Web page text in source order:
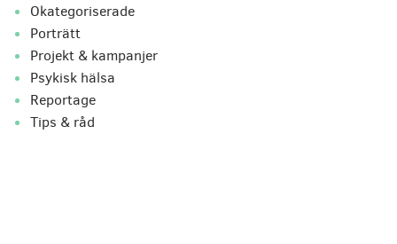
Okategoriserade
Porträtt
Projekt & kampanjer
Psykisk hälsa
Reportage
Tips & råd